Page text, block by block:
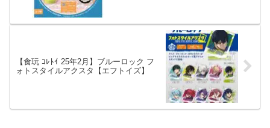
【食玩 ｺﾚﾄｲ 25年2月】ブルーロック フ
ォトスタイルアクスタ【エフトイズ】